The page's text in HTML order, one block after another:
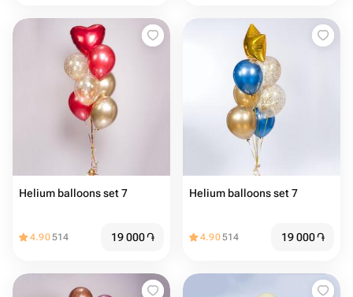
Helium balloons set 7
4.90514 19 000֏
Helium balloons set 7
4.90514 19 000֏